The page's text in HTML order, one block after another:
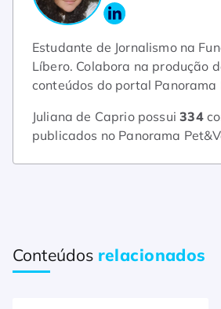
Estudante de Jornalismo na
Líbero. Colabora na produção
conteúdos do portal Panorama
Juliana de Caprio possui 334
publicados no Panorama
Conteúdos relacionados